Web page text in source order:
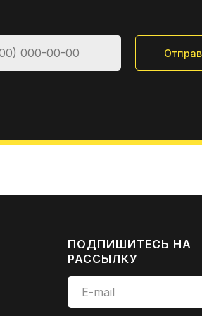
ПОДПИШИТЕСЬ НА
РАССЫЛКУ